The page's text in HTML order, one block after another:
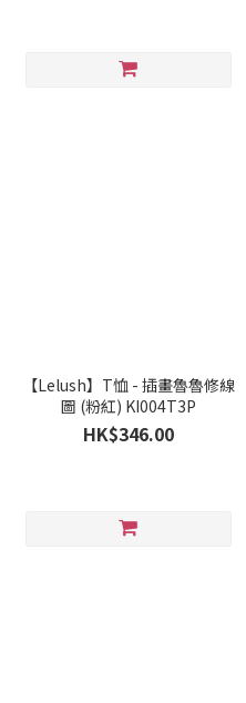
【Lelush】T恤 - 插畫魯魯修線
圖 (粉紅) KI004T3P
HK$346.00